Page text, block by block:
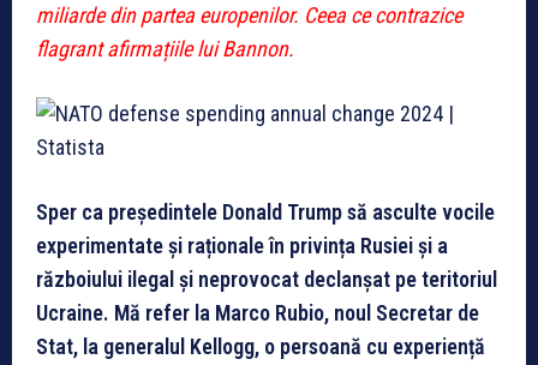
miliarde din partea europenilor. Ceea ce contrazice
flagrant afirmațiile lui Bannon.
Sper ca președintele Donald Trump să asculte vocile
experimentate și raționale în privința Rusiei și a
războiului ilegal și neprovocat declanșat pe teritoriul
Ucraine. Mă refer la Marco Rubio, noul Secretar de
Stat, la generalul Kellogg, o persoană cu experiență